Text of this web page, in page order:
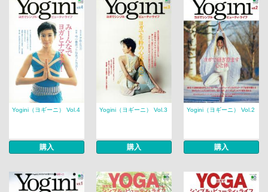
Yogini（ヨギーニ） Vol.4
購入
Yogini（ヨギーニ） Vol.3
購入
Yogini（ヨギーニ） Vol.2
購入